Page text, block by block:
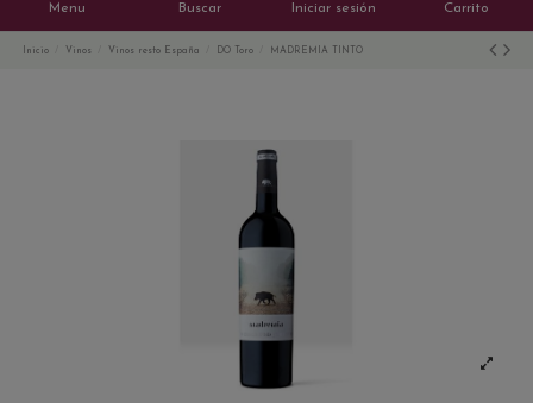
Menu Buscar Iniciar sesión Carrito
Inicio Vinos Vinos resto España DO Toro MADREMIA TINTO